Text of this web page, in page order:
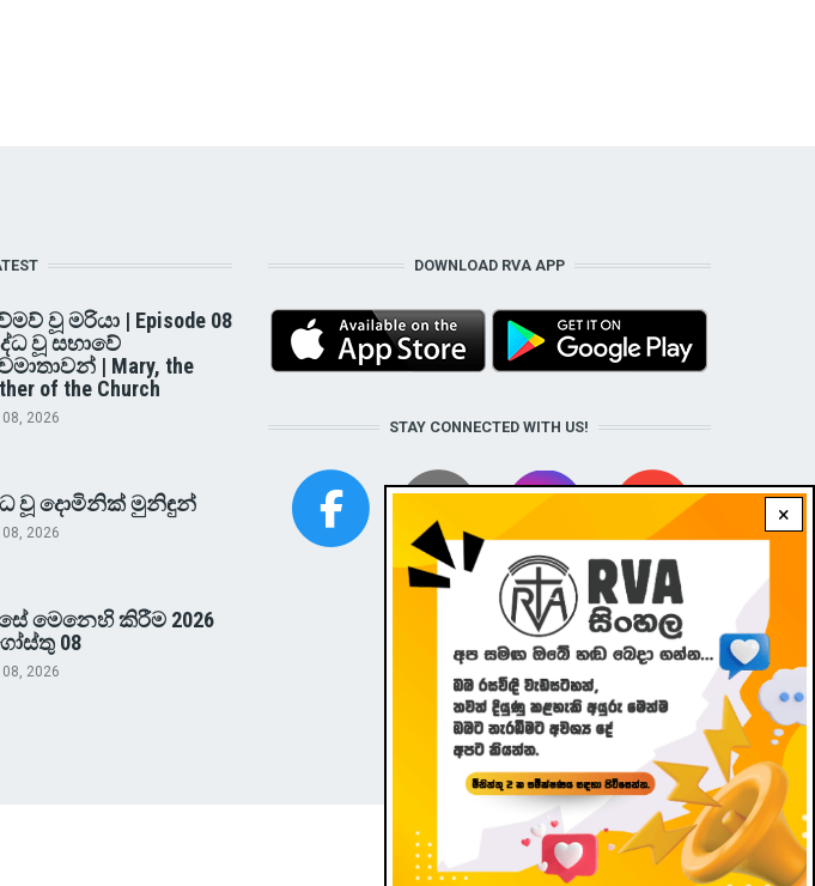
×
වූ මරියා | Episode 08
වූ සභාවේ
| Mary, the
of the Church
2026
වූ දොමිනික් මුනිඳුන්
08, 2026
මෙනෙහි කිරීම 2026
08
2026
DOWNLOAD RVA APP
STAY CONNECTED WITH US!
Dark theme